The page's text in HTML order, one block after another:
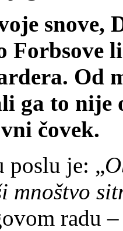
snove,
Forbsove
Od
ga to nije
čovek.
poslu je: „
mnoštvo
radu